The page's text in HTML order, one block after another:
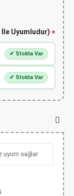
Uyumludur)
✔ Stokta Var
✔ Stokta Var
uyum sağlar.